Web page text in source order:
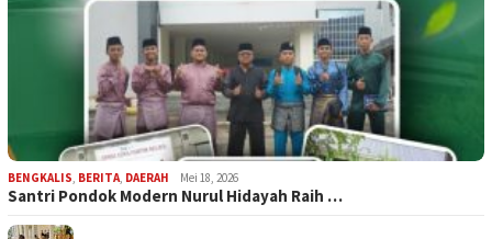
BENGKALIS, BERITA, DAERAH Mei 18, 2026
Santri Pondok Modern Nurul Hidayah Raih …